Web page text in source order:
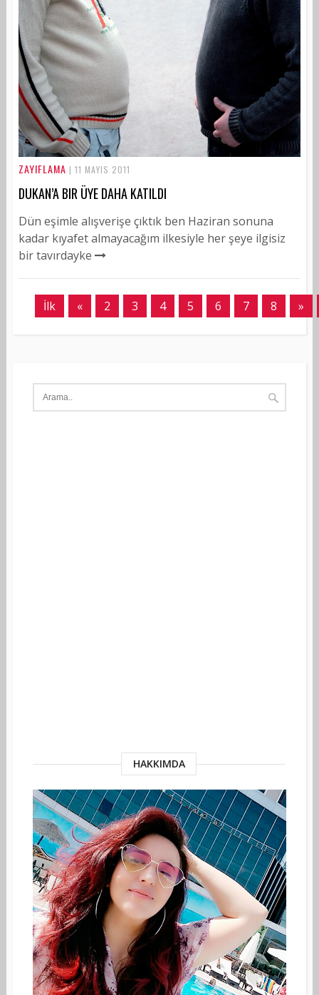
ZAYIFLAMA | 11 MAYIS 2011
DUKAN’A BIR ÜYE DAHA KATILDI
Dün eşimle alışverişe çıktık ben Haziran sonuna
kadar kıyafet almayacağım ilkesiyle her şeye ilgisiz
bir tavırdayke
İlk « 2 3 4 5 6 7 8 »
HAKKIMDA